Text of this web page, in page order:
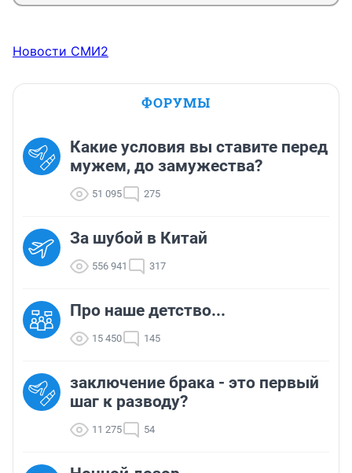
Новости СМИ2
ФОРУМЫ
Какие условия вы ставите перед
мужем, до замужества?
51 095 275
За шубой в Китай
556 941 317
Про наше детство...
15 450 145
заключение брака - это первый
шаг к разводу?
11 275 54